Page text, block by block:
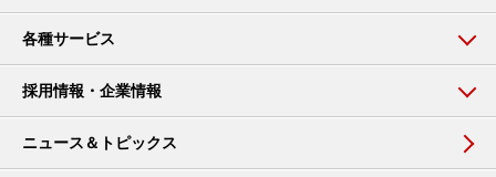
各種サービス
採用情報・企業情報
ニュース＆トピックス